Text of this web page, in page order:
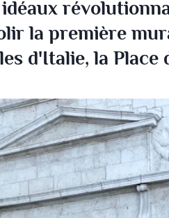
la première
d'Italie, la Place